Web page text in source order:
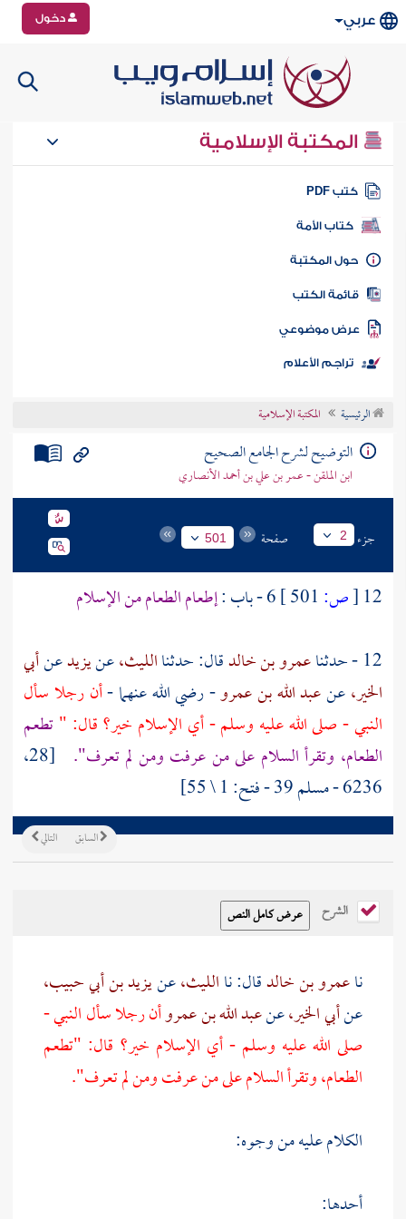
عربي دخول
المكتبة الإسلامية
كتب PDF
كتاب الأمة
المكتبة
الكتب
موضوعي
تراجم الأعلام
الرئيسية المكتبة الإسلامية
التوضيح لشرح الجامع الصحيح
ابن الملقن - عمر بن علي بن أحمد الأنصاري
جزء 2 صفحة 501
12
[ص: 6 - باب :
إطعام الطعام من الإسلام
12 - حدثنا
عمرو بن خالدقال: حدثناالليث،عنيزيدعنأبي
الخير،عنعبد الله بن عمرو- رضي الله عنهما -أن رجلا سأل
النبي - صلى الله عليه وسلم - أي الإسلام خير؟ قال: "تطعم
الطعام، وتقرأ السلام على من عرفت ومن لم تعرف".
[28،
6236 - مسلم 39 - فتح: 1 \ 55]
التالي السابق
الشرح
ناعمرو بن خالدقال: ناالليث،عنيزيد بن أبي حبيب،
عنأبي الخير،عنعبد الله بن عمروأن رجلا سأل النبي -
صلى الله عليه وسلم - أي الإسلام خير؟ قال: "تطعم
الطعام، وتقرأ السلام على من عرفت ومن لم تعرف".
الكلام عليه من وجوه:
أحدها: